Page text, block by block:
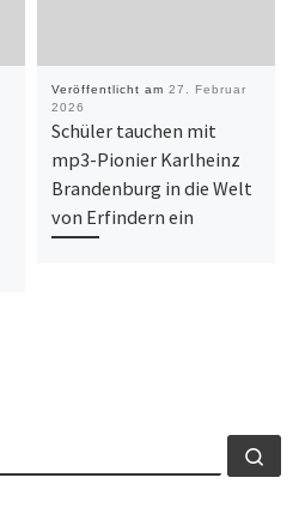
Veröffentlicht am 27. Februar
2026
Schüler tauchen mit
mp3-Pionier Karlheinz
Brandenburg in die Welt
von Erfindern ein